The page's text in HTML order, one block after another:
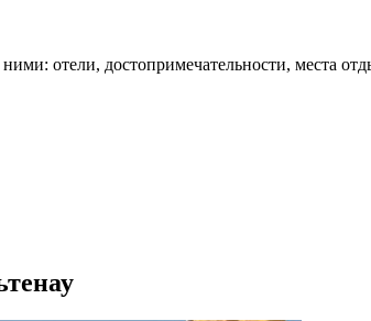
отели, достопримечательности, места